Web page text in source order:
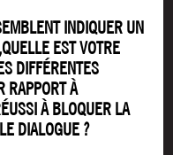
INDIQUER UN
EST VOTRE
DIFFÉRENTES
RAPPORT À
À BLOQUER LA
DIALOGUE ?